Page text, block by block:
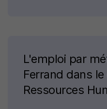
L'emploi par
Ferrand dans
Ressources